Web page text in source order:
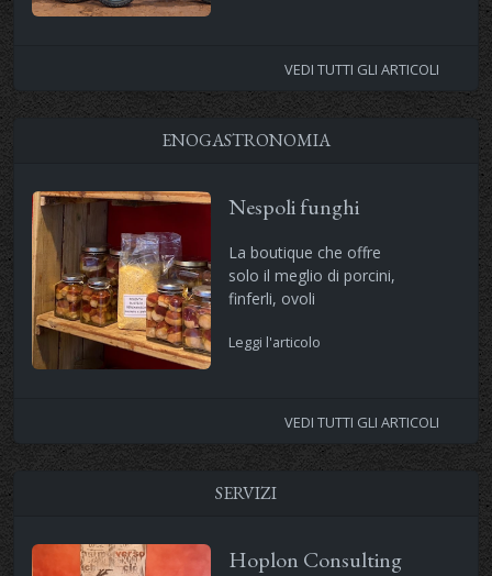
VEDI TUTTI GLI ARTICOLI
ENOGASTRONOMIA
Nespoli funghi
La boutique che offre
solo il meglio di porcini,
finferli, ovoli
Leggi l'articolo
VEDI TUTTI GLI ARTICOLI
SERVIZI
Hoplon Consulting